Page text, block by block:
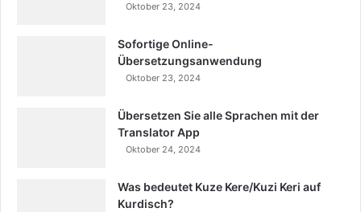
Oktober 23, 2024
Sofortige Online-
Übersetzungsanwendung
Oktober 23, 2024
Übersetzen Sie alle Sprachen mit der
Translator App
Oktober 24, 2024
Was bedeutet Kuze Kere/Kuzi Keri auf
Kurdisch?